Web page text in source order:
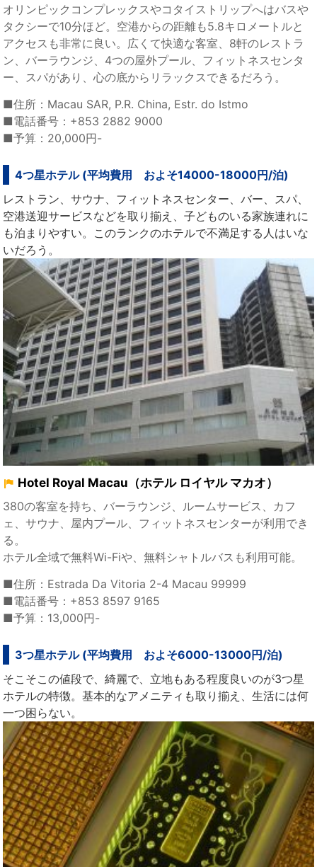
オリンピックコンプレックスやコタイストリップへはバスや
タクシーで10分ほど。空港からの距離も5.8キロメートルと
アクセスも非常に良い。広くて快適な客室、8軒のレストラ
ン、バーラウンジ、4つの屋外プール、フィットネスセンタ
ー、スパがあり、心の底からリラックスできるだろう。
■住所：Macau SAR, P.R. China, Estr. do Istmo
■電話番号：+853 2882 9000
■予算：20,000円-
4つ星ホテル (平均費用 およそ14000-18000円/泊)
レストラン、サウナ、フィットネスセンター、バー、スパ、
空港送迎サービスなどを取り揃え、子どものいる家族連れに
も泊まりやすい。このランクのホテルで不満足する人はいな
いだろう。
Hotel Royal Macau（ホテル ロイヤル マカオ）
380の客室を持ち、バーラウンジ、ルームサービス、カフ
ェ、サウナ、屋内プール、フィットネスセンターが利用でき
る。
ホテル全域で無料Wi-Fiや、無料シャトルバスも利用可能。
■住所：Estrada Da Vitoria 2-4 Macau 99999
■電話番号：+853 8597 9165
■予算：13,000円-
3つ星ホテル (平均費用 およそ6000-13000円/泊)
そこそこの値段で、綺麗で、立地もある程度良いのが3つ星
ホテルの特徴。基本的なアメニティも取り揃え、生活には何
一つ困らない。